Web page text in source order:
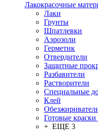
Лакокрасочные
Лаки
Грунты
Шпатлевки
Аэрозоли
Герметик
Отвердители
Защитные
Разбавители
Растворители
Специальные
Клей
Готовые
+ ЕЩЕ 3